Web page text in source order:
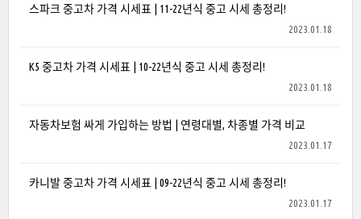
스파크 중고차 가격 시세표 | 11-22년식 중고 시세 총정리!
2023.01.18
K5 중고차 가격 시세표 | 10-22년식 중고 시세 총정리!
2023.01.18
자동차보험 싸게 가입하는 방법 | 연령대별, 차종별 가격 비교
2023.01.17
카니발 중고차 가격 시세표 | 09-22년식 중고 시세 총정리!
2023.01.17